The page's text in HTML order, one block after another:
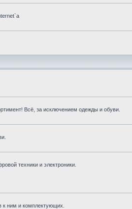
Всё, за исключением одежды и обуви.
техники и электроники.
ним и комплектующих.